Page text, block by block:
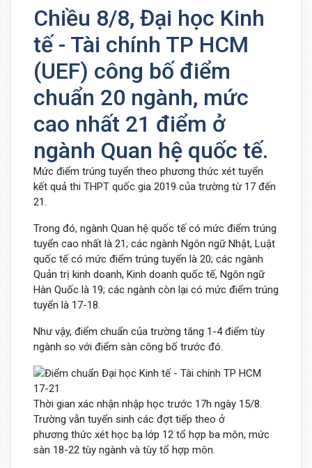
Chiều 8/8, Đại học Kinh
tế - Tài chính TP HCM
(UEF) công bố điểm
chuẩn 20 ngành, mức
cao nhất 21 điểm ở
ngành Quan hệ quốc tế.
Mức điểm trúng tuyển theo phương thức xét tuyển
kết quả thi THPT quốc gia 2019 của trường từ 17 đến
21.
Trong đó, ngành Quan hệ quốc tế có mức điểm trúng
tuyển cao nhất là 21; các ngành Ngôn ngữ Nhật, Luật
quốc tế có mức điểm trúng tuyển là 20; các ngành
Quản trị kinh doanh, Kinh doanh quốc tế, Ngôn ngữ
Hàn Quốc là 19; các ngành còn lại có mức điểm trúng
tuyển là 17-18.
Như vậy, điểm chuẩn của trường tăng 1-4 điểm tùy
ngành so với điểm sàn công bố trước đó.
Thời gian xác nhận nhập học trước 17h ngày 15/8.
Trường vẫn tuyển sinh các đợt tiếp theo ở
phương thức xét học bạ lớp 12 tổ hợp ba môn, mức
sàn 18-22 tùy ngành và tùy tổ hợp môn.